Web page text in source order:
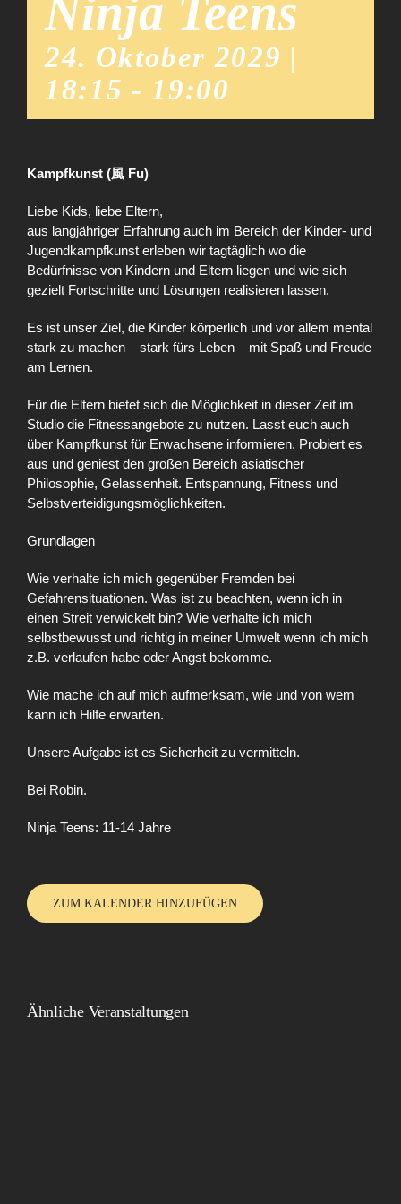
Ninja Teens
24. Oktober 2029 |
18:15 - 19:00
Kampfkunst (風 Fu)
Liebe Kids, liebe Eltern,
aus langjähriger Erfahrung auch im Bereich der Kinder- und
Jugendkampfkunst erleben wir tagtäglich wo die
Bedürfnisse von Kindern und Eltern liegen und wie sich
gezielt Fortschritte und Lösungen realisieren lassen.
Es ist unser Ziel, die Kinder körperlich und vor allem mental
stark zu machen – stark fürs Leben – mit Spaß und Freude
am Lernen.
Für die Eltern bietet sich die Möglichkeit in dieser Zeit im
Studio die Fitnessangebote zu nutzen. Lasst euch auch
über Kampfkunst für Erwachsene informieren. Probiert es
aus und geniest den großen Bereich asiatischer
Philosophie, Gelassenheit. Entspannung, Fitness und
Selbstverteidigungsmöglichkeiten.
Grundlagen
Wie verhalte ich mich gegenüber Fremden bei
Gefahrensituationen. Was ist zu beachten, wenn ich in
einen Streit verwickelt bin? Wie verhalte ich mich
selbstbewusst und richtig in meiner Umwelt wenn ich mich
z.B. verlaufen habe oder Angst bekomme.
Wie mache ich auf mich aufmerksam, wie und von wem
kann ich Hilfe erwarten.
Unsere Aufgabe ist es Sicherheit zu vermitteln.
Bei Robin.
Ninja Teens: 11-14 Jahre
ZUM KALENDER HINZUFÜGEN
Ähnliche Veranstaltungen